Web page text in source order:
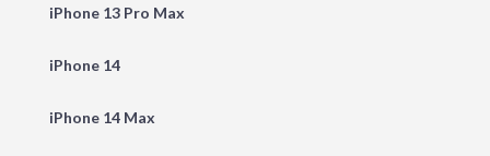
iPhone 13 Pro Max
iPhone 14
iPhone 14 Max